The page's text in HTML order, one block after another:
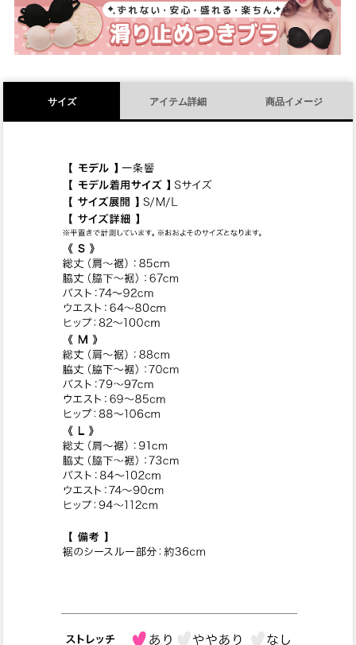
)
サイズ アイテム詳細 商品イメージ